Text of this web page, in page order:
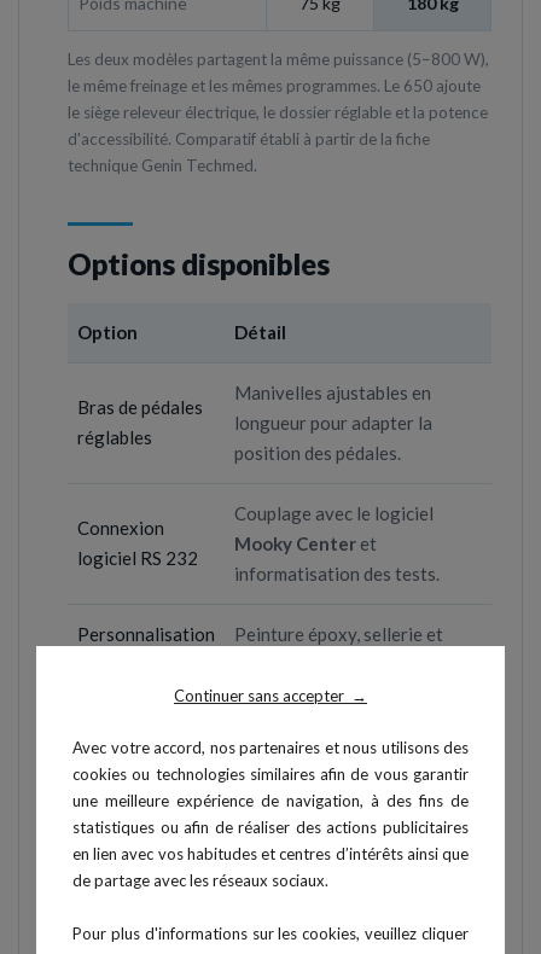
Continuer sans accepter →
Avec votre accord, nos partenaires et nous utilisons des
cookies ou technologies similaires afin de vous garantir
une meilleure expérience de navigation, à des fins de
statistiques ou afin de réaliser des actions publicitaires
en lien avec vos habitudes et centres d’intérêts ainsi que
de partage avec les réseaux sociaux.
Pour plus d'informations sur les cookies, veuillez cliquer
Les deux modèles partagent la même puissance (5–800 W),
le même freinage et les mêmes programmes. Le 650 ajoute
le siège releveur électrique, le dossier réglable et la potence
d'accessibilité. Comparatif établi à partir de la fiche
technique Genin Techmed.
Options disponibles
Option Détail
Bras de pédales
réglables
Manivelles ajustables en
longueur pour adapter la
position des pédales.
Connexion
logiciel RS 232
Couplage avec le logiciel
Mooky Center et
informatisation des tests.
Personnalisation
Peinture époxy, sellerie et
Caractéristiques techniques
Type Ergocycle semi-allongé
développée
tr/min)